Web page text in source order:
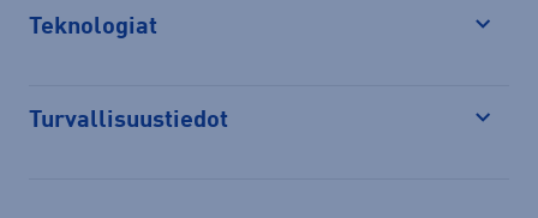
Teknologiat
Turvallisuustiedot